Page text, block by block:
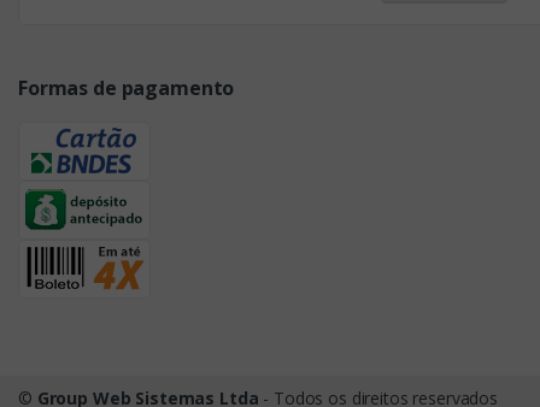
Formas de pagamento
© Group Web Sistemas Ltda - Todos os direitos reservados